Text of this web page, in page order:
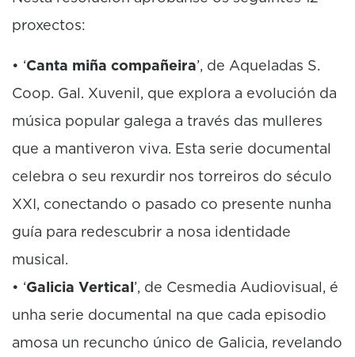
proxectos:
• ‘Canta miña compañeira’, de Aqueladas S.
Coop. Gal. Xuvenil, que explora a evolución da
música popular galega a través das mulleres
que a mantiveron viva. Esta serie documental
celebra o seu rexurdir nos torreiros do século
XXI, conectando o pasado co presente nunha
guía para redescubrir a nosa identidade
musical.
• ‘Galicia Vertical’, de Cesmedia Audiovisual, é
unha serie documental na que cada episodio
amosa un recuncho único de Galicia, revelando